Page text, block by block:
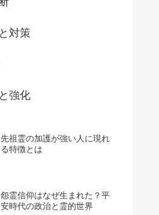
対策
強化
先祖霊の加護が強い人に現れ
る特徴とは
怨霊信仰はなぜ生まれた？平
安時代の政治と霊的世界